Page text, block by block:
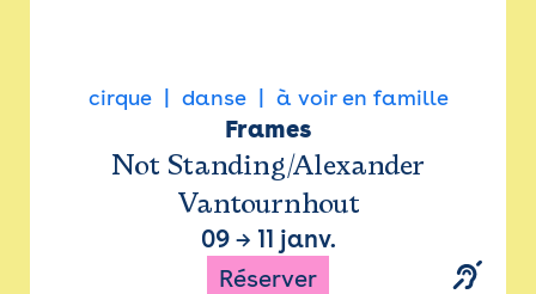
cirque danse à voir en famille
Frames
Not Standing/Alexander
Vantournhout
09→ 11 janv.
Réserver